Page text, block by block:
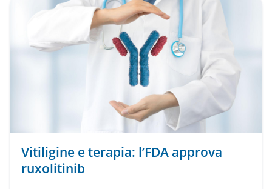
Vitiligine e terapia: l’FDA approva
ruxolitinib